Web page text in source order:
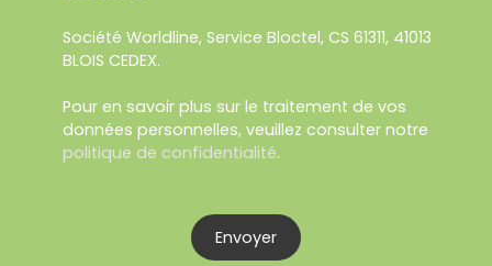
Société Worldline, Service Bloctel, CS 61311, 41013
BLOIS CEDEX.
Pour en savoir plus sur le traitement de vos
données personnelles, veuillez consulter notre
politique de confidentialité.
Envoyer